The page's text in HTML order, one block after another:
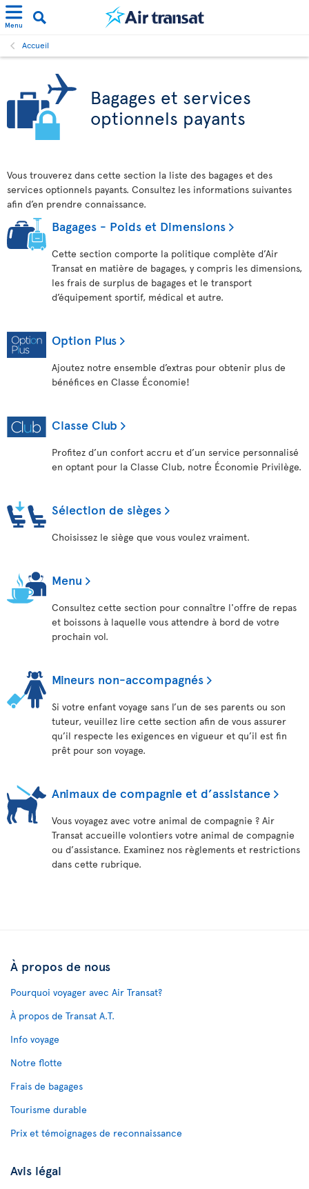
Menu
Accueil
Bagages et services
optionnels payants
Vous trouverez dans cette section la liste des bagages et des
services optionnels payants. Consultez les informations suivantes
afin d’en prendre connaissance.
Bagages - Poids et Dimensions
Cette section comporte la politique complète d’Air
Transat en matière de bagages, y compris les dimensions,
les frais de surplus de bagages et le transport
d’équipement sportif, médical et autre.
Option Plus
Ajoutez notre ensemble d’extras pour obtenir plus de
bénéfices en Classe Économie!
Classe Club
Profitez d’un confort accru et d’un service personnalisé
en optant pour la Classe Club, notre Économie Privilège.
Sélection de sièges
Choisissez le siège que vous voulez vraiment.
Menu
Consultez cette section pour connaître l'offre de repas
et boissons à laquelle vous attendre à bord de votre
prochain vol.
Mineurs non-accompagnés
Si votre enfant voyage sans l’un de ses parents ou son
tuteur, veuillez lire cette section afin de vous assurer
qu’il respecte les exigences en vigueur et qu’il est fin
prêt pour son voyage.
Animaux de compagnie et d’assistance
Vous voyagez avec votre animal de compagnie ? Air
Transat accueille volontiers votre animal de compagnie
ou d’assistance. Examinez nos règlements et restrictions
dans cette rubrique.
À propos de nous
Pourquoi voyager avec Air Transat?
À propos de Transat A.T.
Info voyage
Notre flotte
Frais de bagages
Tourisme durable
Prix et témoignages de reconnaissance
Avis légal